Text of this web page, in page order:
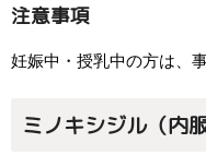
注意事項
妊娠中・授乳中の方は、
ミノキシジル（内服